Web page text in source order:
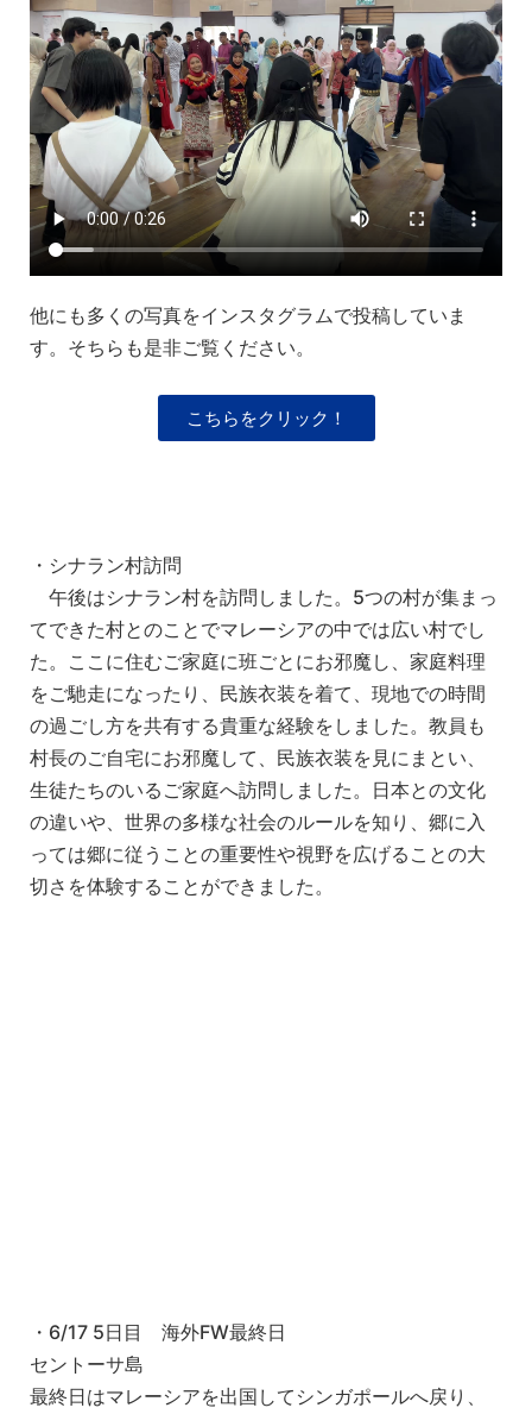
他にも多くの写真をインスタグラムで投稿していま
す。そちらも是非ご覧ください。
こちらをクリック！
・シナラン村訪問
午後はシナラン村を訪問しました。5つの村が集まっ
てできた村とのことでマレーシアの中では広い村でし
た。ここに住むご家庭に班ごとにお邪魔し、家庭料理
をご馳走になったり、民族衣装を着て、現地での時間
の過ごし方を共有する貴重な経験をしました。教員も
村長のご自宅にお邪魔して、民族衣装を見にまとい、
生徒たちのいるご家庭へ訪問しました。日本との文化
の違いや、世界の多様な社会のルールを知り、郷に入
っては郷に従うことの重要性や視野を広げることの大
切さを体験することができました。
・6/17 5日目 海外FW最終日
セントーサ島
最終日はマレーシアを出国してシンガポールへ戻り、